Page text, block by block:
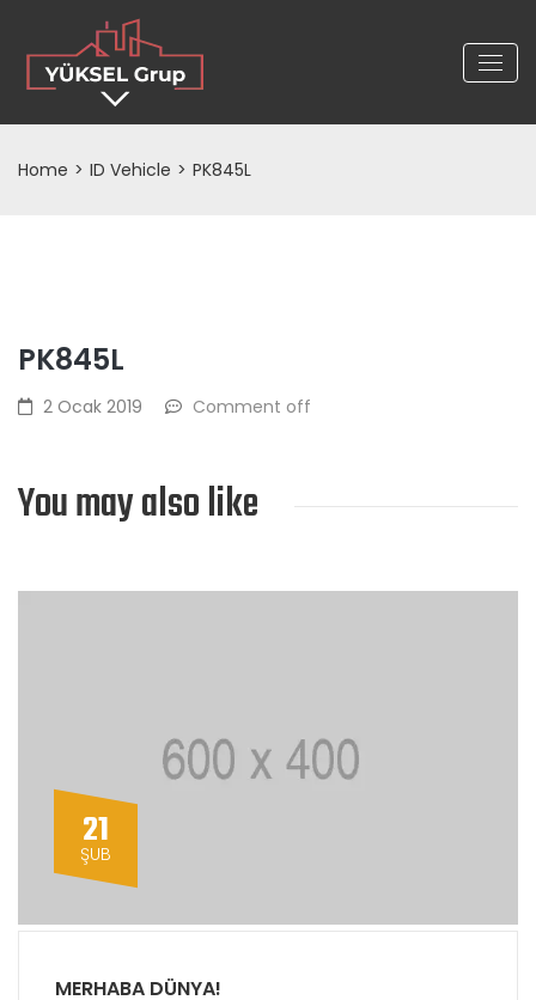
Home > ID Vehicle > PK845L
PK845L
2 Ocak 2019 Comment off
You may also like
21
ŞUB
MERHABA DÜNYA!